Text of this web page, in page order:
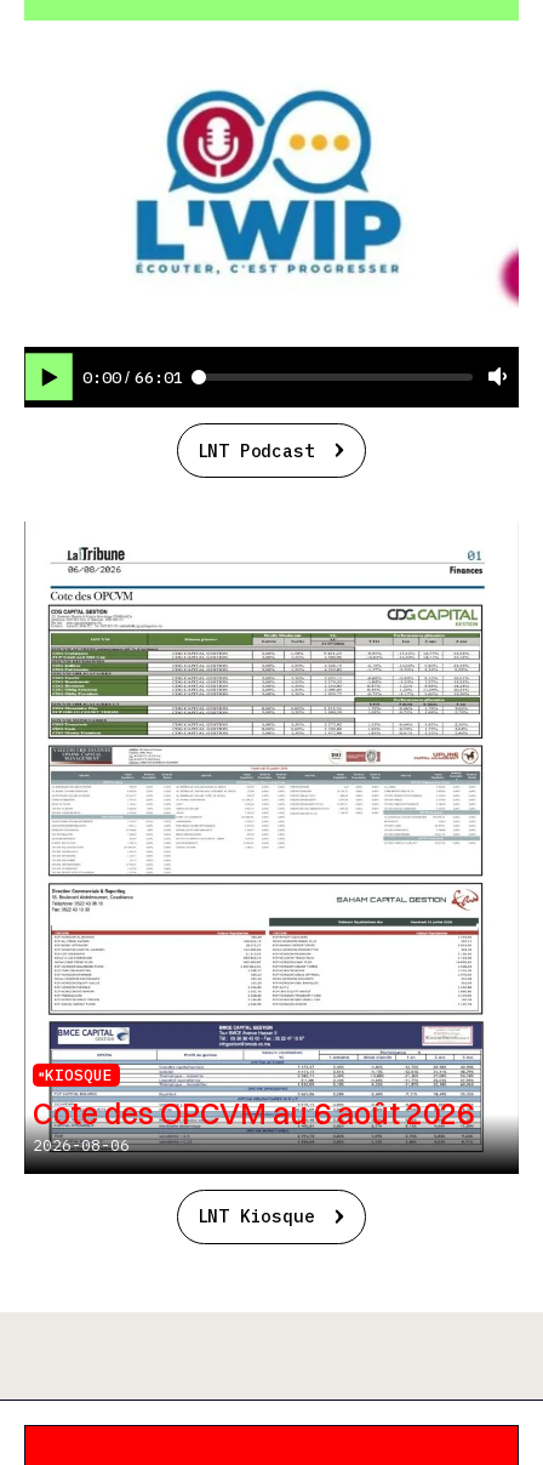
0:00 / 66:01
LNT Podcast
KIOSQUE
Cote des OPCVM au 6 août 2026
2026-08-06
LNT Kiosque